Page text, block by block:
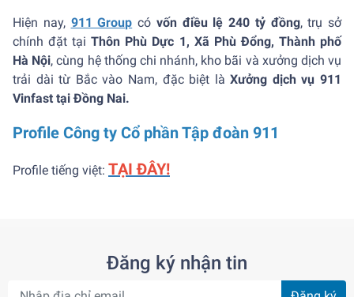
Hiện nay, 911 Group có vốn điều lệ 240 tỷ đồng, trụ sở
chính đặt tạiThôn Phù Dực 1, Xã Phù Đổng, Thành phố
Hà Nội, cùng hệ thống chi nhánh, kho bãi và xưởng dịch vụ
trải dài từ Bắc vào Nam, đặc biệt làXưởng dịch vụ 911
Vinfast tại Đồng Nai.
Profile Công ty Cổ phần Tập đoàn 911
Profile tiếng việt: TẠI ĐÂY!
Đăng ký nhận tin